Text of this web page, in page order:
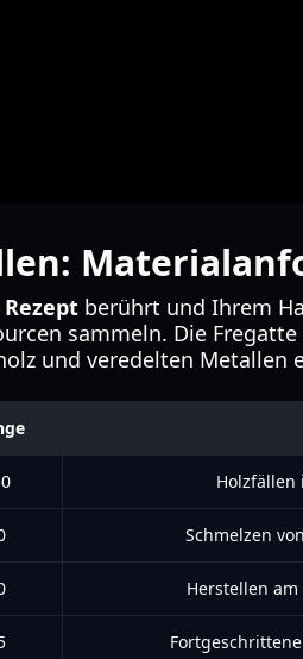
berührt und Ihrem
sammeln. Die
und veredelten Metallen
Holzfällen
Schmelzen
Herstellen